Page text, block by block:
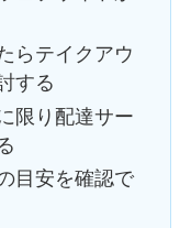
らテイクアウ
する
限り配達サー
目安を確認で